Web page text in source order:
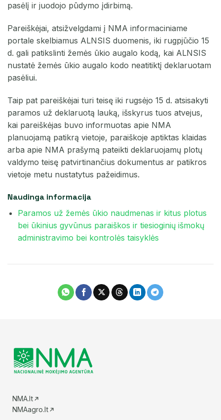
pasėlį ir juodojo pūdymo įdirbimą.
Pareiškėjai, atsižvelgdami į NMA informaciniame
portale skelbiamus ALNSIS duomenis, iki rugpjūčio 15
d. gali patikslinti žemės ūkio augalo kodą, kai ALNSIS
nustatė žemės ūkio augalo kodo neatitiktį deklaruotam
pasėliui.
Taip pat pareiškėjai turi teisę iki rugsėjo 15 d. atsisakyti
paramos už deklaruotą lauką, išskyrus tuos atvejus,
kai pareiškėjas buvo informuotas apie NMA
planuojamą patikrą vietoje, paraiškoje aptiktas klaidas
arba apie NMA prašymą pateikti deklaruojamų plotų
valdymo teisę patvirtinančius dokumentus ar patikros
vietoje metu nustatytus pažeidimus.
Naudinga informacija
Paramos už žemės ūkio naudmenas ir kitus plotus
bei ūkinius gyvūnus paraiškos ir tiesioginių išmokų
administravimo bei kontrolės taisyklės
NMA.lt
NMAagro.lt